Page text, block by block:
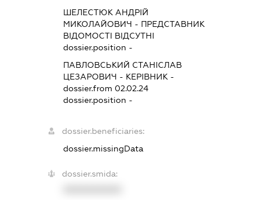
ШЕЛЕСТЮК АНДРІЙ
МИКОЛАЙОВИЧ - ПРЕДСТАВНИК
ВІДОМОСТІ ВІДСУТНІ
dossier.position -
ПАВЛОВСЬКИЙ СТАНІСЛАВ
ЦЕЗАРОВИЧ - КЕРІВНИК -
dossier.from 02.02.24
dossier.position -
dossier.beneficiaries:
dossier.missingData
dossier.smida: